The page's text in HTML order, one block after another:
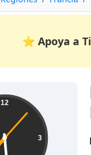
⭐ Apoya a
12
3